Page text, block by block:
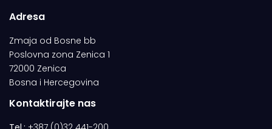
Adresa
Zmaja od Bosne bb
Poslovna zona Zenica 1
72000 Zenica
Bosna i Hercegovina
Kontaktirajte nas